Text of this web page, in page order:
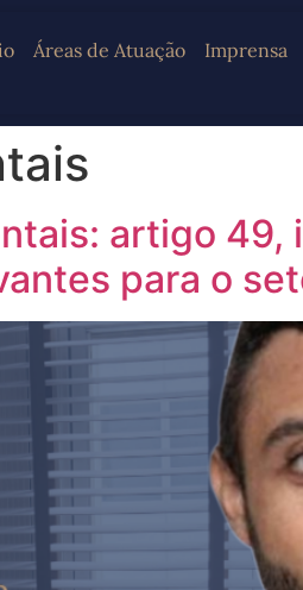
Áreas de Atuação Imprensa
artigo
para o